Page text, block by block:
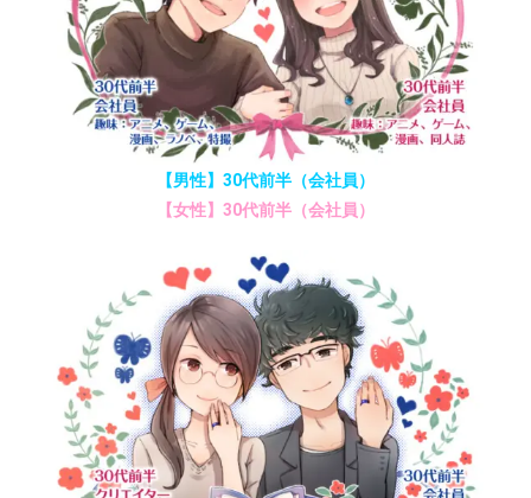
【男性】30代前半（会社員）
【女性】30代前半（会社員）